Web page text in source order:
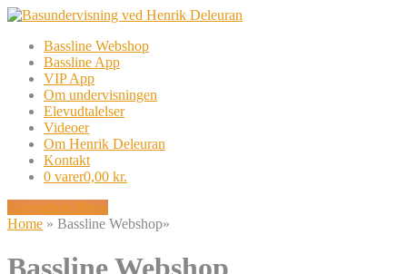
Bassline Webshop
Bassline App
VIP App
Om undervisningen
Elevudtalelser
Videoer
Om Henrik Deleuran
Kontakt
0 varer0,00 kr.
Navigation Menu
Home » Bassline Webshop»